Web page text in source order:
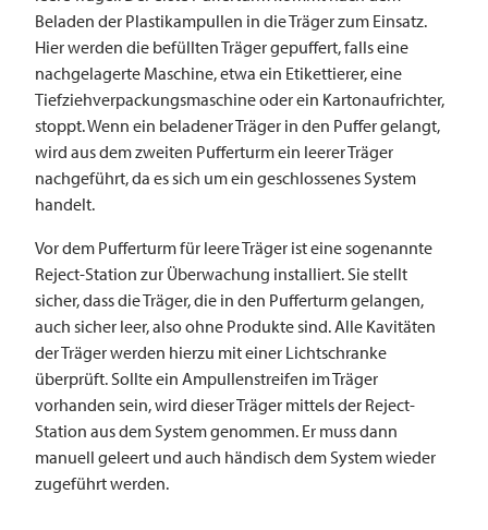
Beladen der Plastikampullen in die Träger zum Einsatz.
Hier werden die befüllten Träger gepuffert, falls eine
nachgelagerte Maschine, etwa ein Etikettierer, eine
Tiefziehverpackungsmaschine oder ein Kartonaufrichter,
stoppt. Wenn ein beladener Träger in den Puffer gelangt,
wird aus dem zweiten Pufferturm ein leerer Träger
nachgeführt, da es sich um ein geschlossenes System
handelt.
Vor dem Pufferturm für leere Träger ist eine sogenannte
Reject-Station zur Überwachung installiert. Sie stellt
sicher, dass die Träger, die in den Pufferturm gelangen,
auch sicher leer, also ohne Produkte sind. Alle Kavitäten
der Träger werden hierzu mit einer Lichtschranke
überprüft. Sollte ein Ampullenstreifen im Träger
vorhanden sein, wird dieser Träger mittels der Reject-
Station aus dem System genommen. Er muss dann
manuell geleert und auch händisch dem System wieder
zugeführt werden.